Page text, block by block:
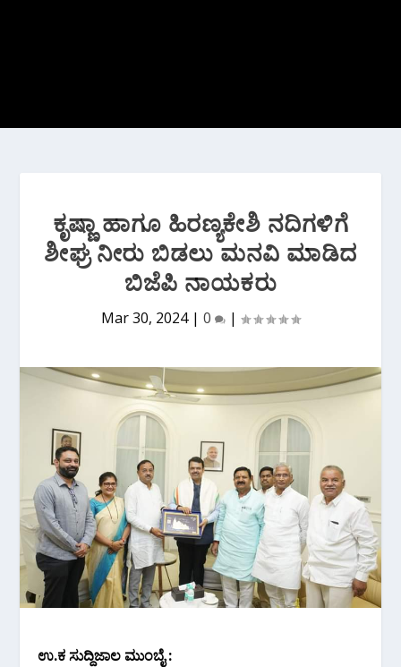
ಕೃಷ್ಣಾ ಹಾಗೂ ಹಿರಣ್ಯಕೇಶಿ ನದಿಗಳಿಗೆ
ಶೀಘ್ರ ನೀರು ಬಿಡಲು ಮನವಿ ಮಾಡಿದ
ಬಿಜೆಪಿ‌ ನಾಯಕರು
Mar 30, 2024| 0 |
ಉ.ಕ ಸುದ್ದಿಜಾಲ‌ ಮುಂಬೈ :